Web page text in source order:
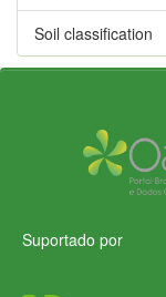
Soil classification
Suportado por